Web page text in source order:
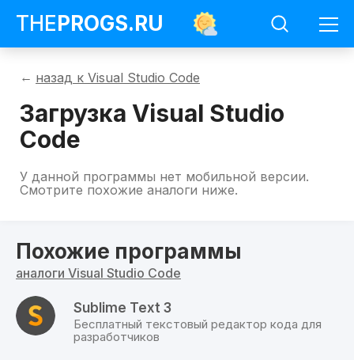
THEPROGS.RU
Программы
Visual
Code
Загрузить
Visual
Studio
назад к Visual Studio Code
Загрузка Visual Studio
Code
данной
странице
Visual
Studio
Code
всех
доступных
операционных
У данной программы нет мобильной версии.
Смотрите похожие аналоги ниже.
Похожие программы
аналоги Visual Studio Code
Sublime Text 3
Бесплатный текстовый редактор кода для
разработчиков